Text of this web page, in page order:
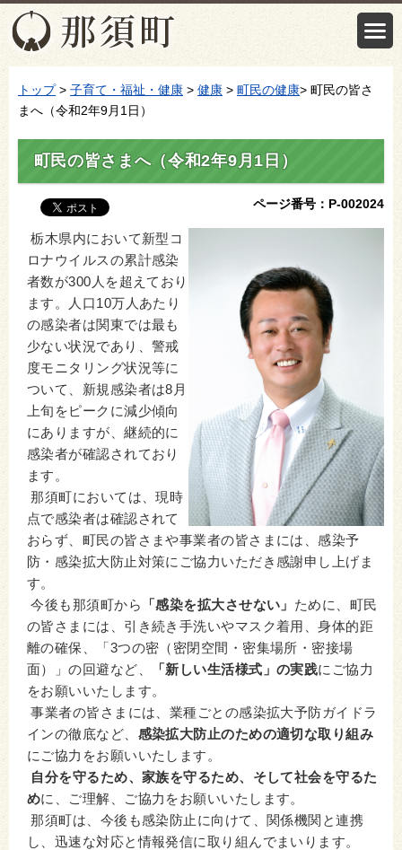
トップ> 子育て・福祉・健康 > 健康 > 町民の健康> 町民の皆さ
まへ（令和2年9月1日）
町民の皆さまへ（令和2年9月1日）
ページ番号：P-002024
栃木県内において新型コ
ロナウイルスの累計感染
者数が300人を超えており
ます。人口10万人あたり
の感染者は関東では最も
少ない状況であり、警戒
度モニタリング状況等に
ついて、新規感染者は8月
上旬をピークに減少傾向
にありますが、継続的に
感染者が確認されており
ます。
那須町においては、現時
点で感染者は確認されて
おらず、町民の皆さまや事業者の皆さまには、感染予
防・感染拡大防止対策にご協力いただき感謝申し上げま
す。
今後も那須町から
「感染を拡大させない」 ために、町民
の皆さまには、引き続き手洗いやマスク着用、身体的距
離の確保、「3つの密（密閉空間・密集場所・密接場
面）」の回避など、
「新しい生活様式」の実践にご協力
をお願いいたします。
事業者の皆さまには、業種ごとの感染拡大予防ガイドラ
インの徹底など、 感染拡大防止のための適切な取り組み
にご協力をお願いいたします。
自分を守るため、家族を守るため、そして社会を守るた
めに、ご理解、ご協力をお願いいたします。
那須町は、今後も感染防止に向けて、関係機関と連携
し、迅速な対応と情報発信に取り組んでまいります。